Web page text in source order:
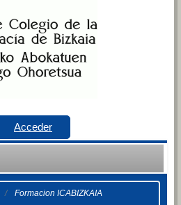
Acceder
Formacion ICABIZKAIA